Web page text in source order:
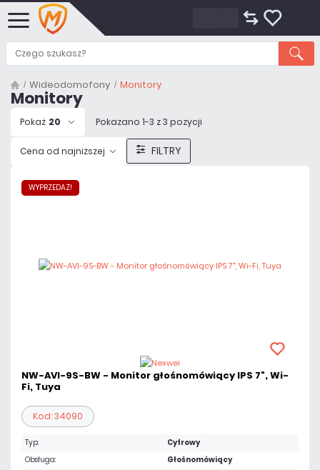
Wideodomofony Monitory
Monitory
Pokaż 20 Pokazano 1-3 z 3 pozycji
Cena od najniższej FILTRY
WYPRZEDAŻ!
NW-AVI-9S-BW - Monitor głośnomówiący IPS 7", Wi-
Fi, Tuya
Kod: 34090
Typ:
Cyfrowy
Obsługa:
Głośnomówiący